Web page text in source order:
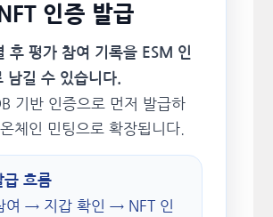
인증 발급
후 평가 참여 기록을 ESM 인
남길 수 있습니다.
기반 인증으로 먼저 발급하
체인 민팅으로 확장됩니다.
급 흐름
여 → 지갑 확인 → NFT 인